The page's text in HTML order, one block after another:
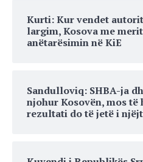
Kurti: Kur vendet
largim, Kosova me
anëtarësimin në KiE
Sandulloviq: SHBA-ja
njohur Kosovën, mos të
rezultati do të jetë i